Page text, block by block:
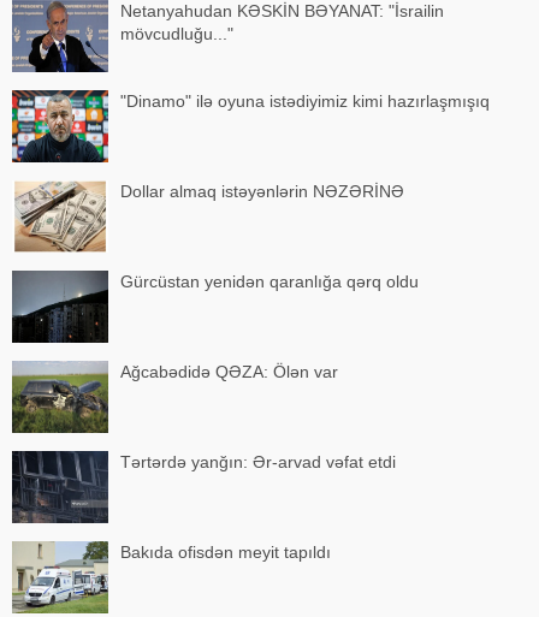
Netanyahudan KƏSKİN BƏYANAT: "İsrailin
mövcudluğu..."
"Dinamo" ilə oyuna istədiyimiz kimi hazırlaşmışıq
Dollar almaq istəyənlərin NƏZƏRİNƏ
Gürcüstan yenidən qaranlığa qərq oldu
Ağcabədidə QƏZA: Ölən var
Tərtərdə yanğın: Ər-arvad vəfat etdi
Bakıda ofisdən meyit tapıldı